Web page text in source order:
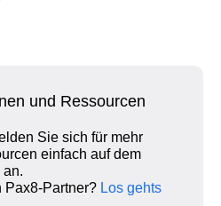
und Ressourcen
Sie sich für mehr
einfach auf dem
an.
Los gehts